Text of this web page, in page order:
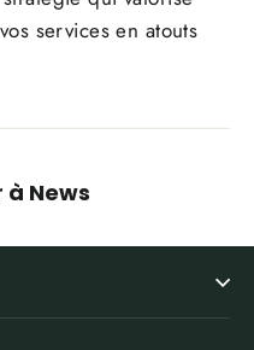
services en atouts
à News